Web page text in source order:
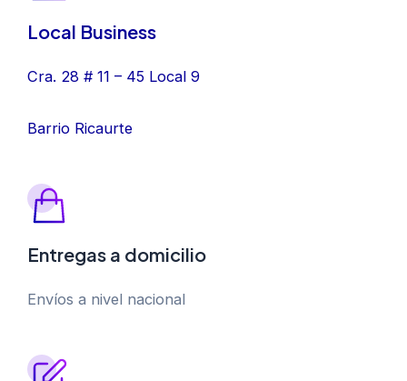
Local Business
Cra. 28 # 11 – 45 Local 9
Barrio Ricaurte
Entregas a domicilio
Envíos a nivel nacional